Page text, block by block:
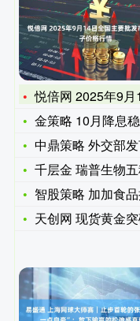
悦倍网 2025年9月14日全国主要批发市场红提子价
金策略 10月降息
中鼎策略 外交部发言
千层金 瑞普生物
智股策略 加加食
天创网 现货黄金